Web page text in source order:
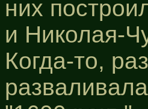
них
и Николая-
Когда-то,